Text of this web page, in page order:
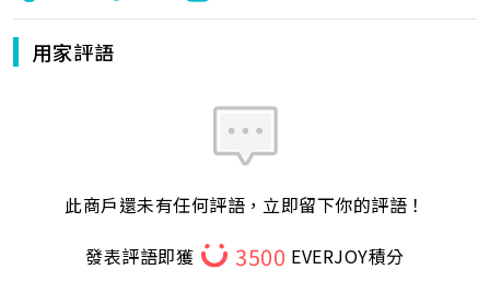
用家評語
此商戶還未有任何評語，立即留下你的評語！
發表評語即獲
3500 EVERJOY積分